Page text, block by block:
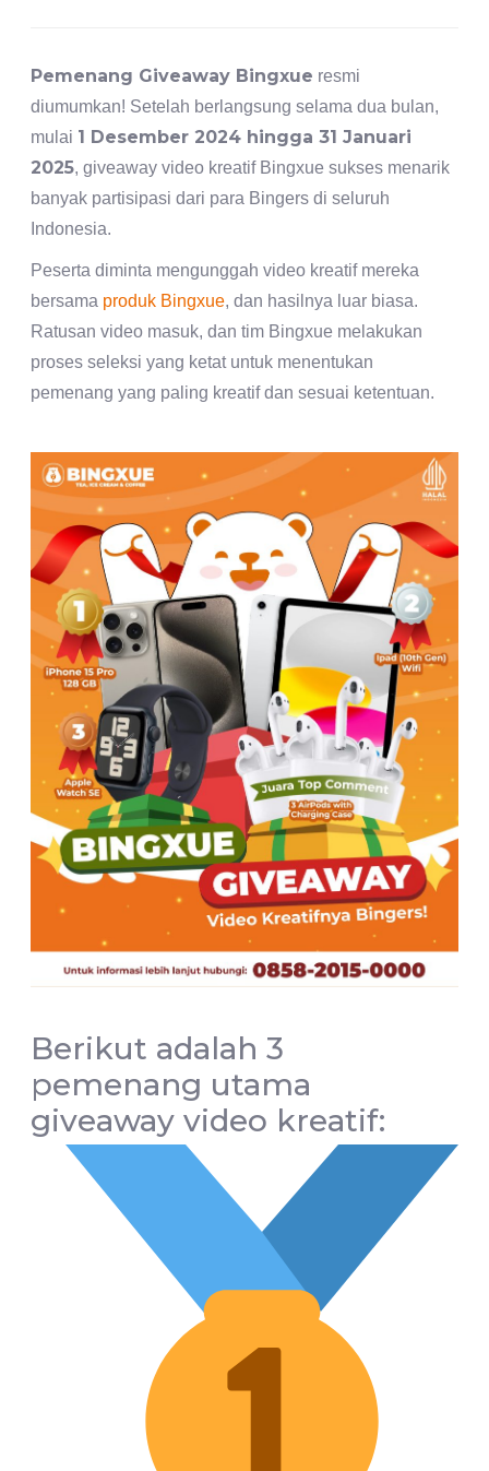
Pemenang Giveaway Bingxue resmi
diumumkan! Setelah berlangsung selama dua bulan,
mulai 1 Desember 2024 hingga 31 Januari
2025, giveaway video kreatif Bingxue sukses menarik
banyak partisipasi dari para Bingers di seluruh
Indonesia.
Peserta diminta mengunggah video kreatif mereka
bersama produk Bingxue, dan hasilnya luar biasa.
Ratusan video masuk, dan tim Bingxue melakukan
proses seleksi yang ketat untuk menentukan
pemenang yang paling kreatif dan sesuai ketentuan.
Berikut adalah 3
pemenang utama
giveaway video kreatif: